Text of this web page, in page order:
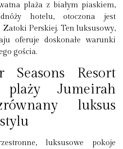
plaża z białym piaskiem,
hotelu, otoczona jest
Perskiej. Ten luksusowy,
oferuje doskonałe warunki
gościa.
Seasons Resort
Jumeirah
luksus
luksusowe pokoje